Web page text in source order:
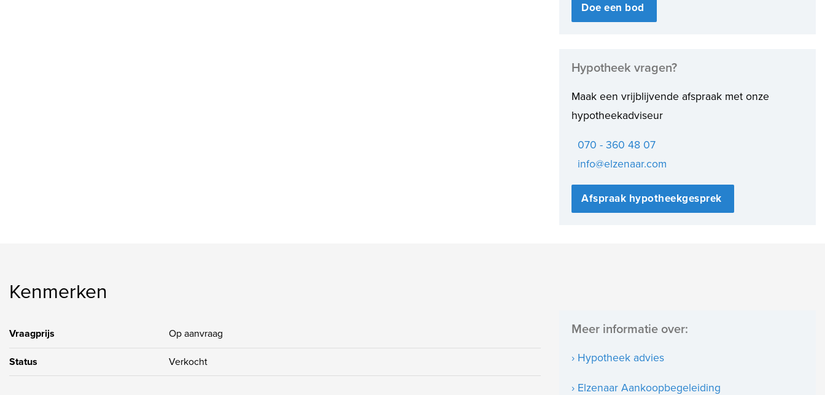
Doe een bod
Hypotheek vragen?
Maak een vrijblijvende afspraak met onze
hypotheekadviseur
070 - 360 48 07
info@elzenaar.com
Afspraak hypotheekgesprek
Kenmerken
Vraagprijs Op aanvraag
Status Verkocht
Meer informatie over:
› Hypotheek advies
› Elzenaar Aankoopbegeleiding